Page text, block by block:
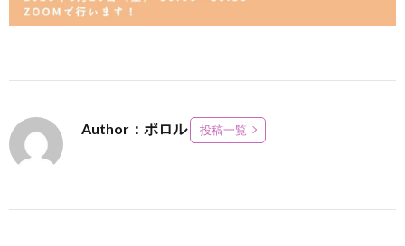
Author：ポロル 投稿一覧